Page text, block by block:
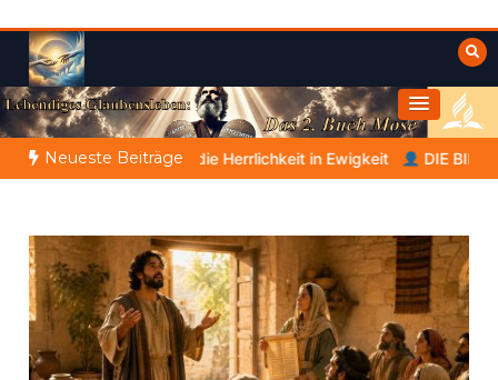
Inhalt
springen
Weisheiten der Bibel
Himmelwärts
Neueste Beiträge
in Ewigkeit DIE BIBLISCHE PERSON DES TAGES |